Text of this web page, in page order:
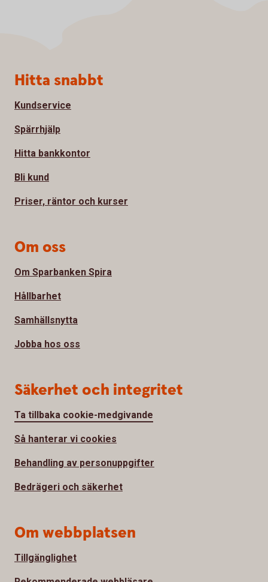
Sidfot
Hitta snabbt
Kundservice
Spärrhjälp
Hitta bankkontor
Bli kund
Priser, räntor och kurser
Om oss
Om Sparbanken Spira
Hållbarhet
Samhällsnytta
Jobba hos oss
Säkerhet och integritet
Ta tillbaka cookie-medgivande
Så hanterar vi cookies
Behandling av personuppgifter
Bedrägeri och säkerhet
Om webbplatsen
Tillgänglighet